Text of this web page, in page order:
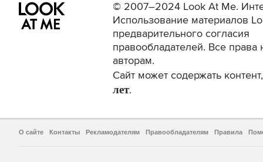
© 2007–2024 Look At Me.
Использование материалов
предварительного согласия
правообладателей. Все права
авторам.
Сайт может содержать
лет.
О сайте Контакты Рекламодателям Правообладателям Правила